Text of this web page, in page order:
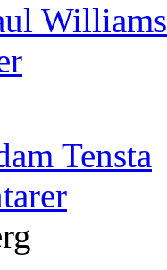
Williams
Tensta